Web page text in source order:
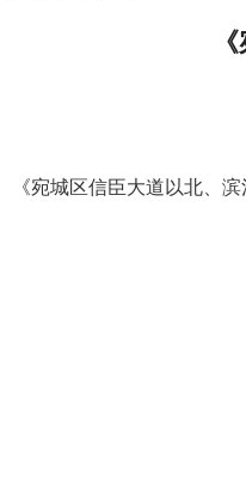
《宛城区信臣大道以北、